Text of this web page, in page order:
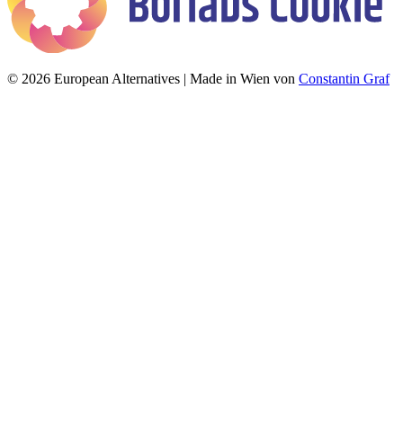
© 2026 European Alternatives | Made in Wien von Constantin Graf